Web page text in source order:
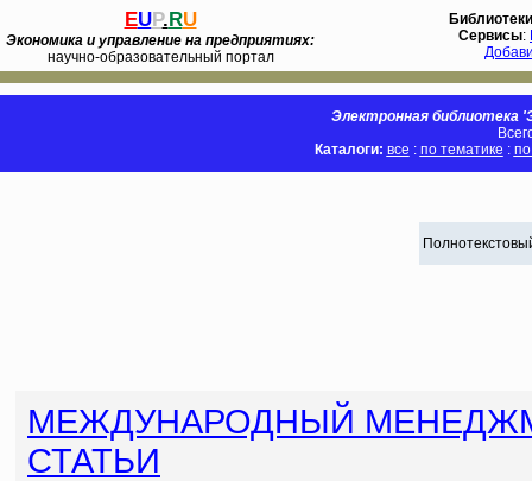
EUP.RU
Экономика и управление на предприятиях:
научно-образовательный портал
Библиотеки
Сервисы:
Электронная библиотека
Каталоги: все : по тематике :
МЕЖДУНАРОДНЫЙ
СТАТЬИ